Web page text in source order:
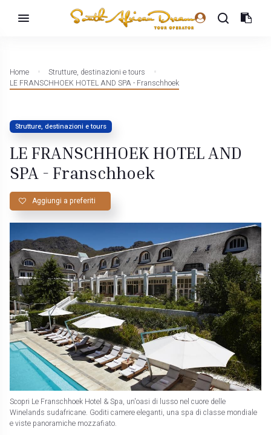
Home
Strutture, destinazioni e tours
LE FRANSCHHOEK HOTEL AND SPA - Franschhoek
Strutture, destinazioni e tours
LE FRANSCHHOEK HOTEL AND
SPA - Franschhoek
Aggiungi a preferiti
Scopri Le Franschhoek Hotel & Spa, un'oasi di lusso nel cuore delle
Winelands sudafricane. Goditi camere eleganti, una spa di classe mondiale
e viste panoramiche mozzafiato.